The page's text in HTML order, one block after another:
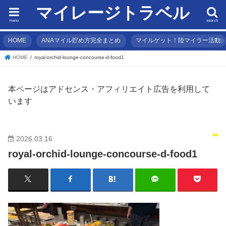
マイレージトラベル search
menu
HOME ANAマイル貯め方完全まとめ マイルゲット！陸マイラー活動
HOME royal-orchid-lounge-concourse-d-food1
本ページはアドセンス・アフィリエイト広告を利用して
います
2026.03.16
royal-orchid-lounge-concourse-d-food1